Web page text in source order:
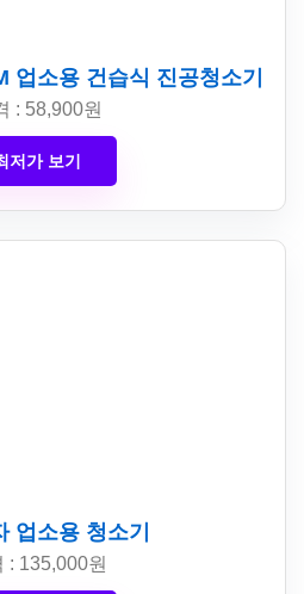
업소용 건습식 진공청소기
: 58,900원
저가 보기
업소용 청소기
: 135,000원